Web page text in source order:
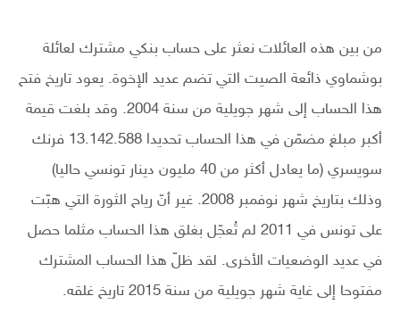
من بين هذه العائلات نعثر على حساب بنكي مشترك لعائلة
بوشماوي ذائعة الصيت التي تضم عديد الإخوة. يعود تاريخ فتح
هذا الحساب إلى شهر جويلية من سنة 2004. وقد بلغت قيمة
أكبر مبلغ مضمّن في هذا الحساب تحديدا 13.142.588 فرنك
سويسري (ما يعادل أكثر من 40 مليون دينار تونسي حاليا)
وذلك بتاريخ شهر نوفمبر 2008. غير أنّ رياح الثورة التي هبّت
على تونس في 2011 لم تُعجّل بغلق هذا الحساب مثلما حصل
في عديد الوضعيات الأخرى. لقد ظلّ هذا الحساب المشترك
مفتوحا إلى غاية شهر جويلية من سنة 2015 تاريخ غلقه.